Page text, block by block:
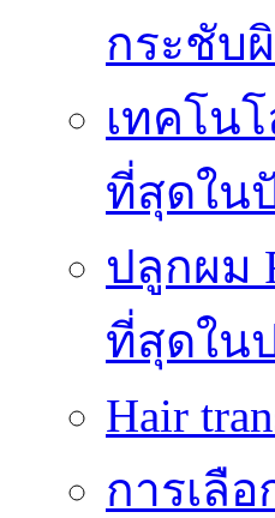
กระชับ
เทคโน
ที่สุดใน
ปลูกผม
ที่สุดใน
Hair
การเลื